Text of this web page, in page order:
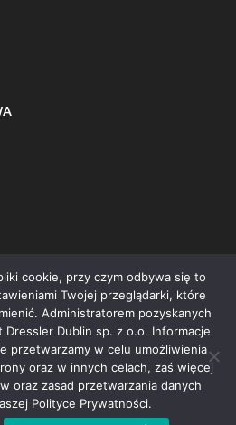
Wszelkie prawa zastrzeżone
cookie, przy czym odbywa się to
Twojej przeglądarki, które
Administratorem pozyskanych
Dublin sp. z o.o. Informacje
przetwarzamy w celu umożliwienia
oraz w innych celach, zaś więcej
oraz zasad przetwarzania danych
Polityce Prywatności.